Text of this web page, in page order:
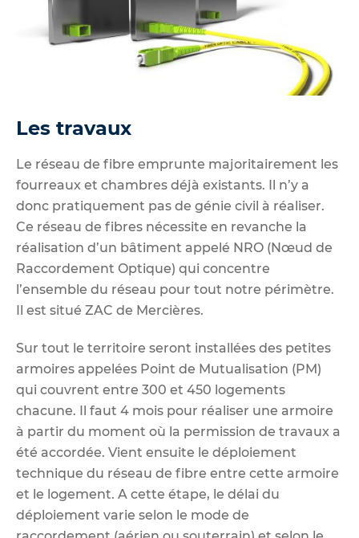
Les travaux
Le réseau de fibre emprunte majoritairement les
fourreaux et chambres déjà existants. Il n’y a
donc pratiquement pas de génie civil à réaliser.
Ce réseau de fibres nécessite en revanche la
réalisation d’un bâtiment appelé NRO (Nœud de
Raccordement Optique) qui concentre
l’ensemble du réseau pour tout notre périmètre.
Il est situé ZAC de Mercières.
Sur tout le territoire seront installées des petites
armoires appelées Point de Mutualisation (PM)
qui couvrent entre 300 et 450 logements
chacune. Il faut 4 mois pour réaliser une armoire
à partir du moment où la permission de travaux a
été accordée. Vient ensuite le déploiement
technique du réseau de fibre entre cette armoire
et le logement. A cette étape, le délai du
déploiement varie selon le mode de